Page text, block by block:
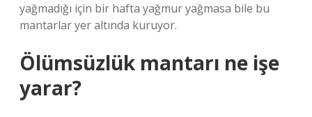
yağmadığı için bir hafta yağmur yağmasa bile bu
mantarlar yer altında kuruyor.
Ölümsüzlük mantarı ne işe
yarar?